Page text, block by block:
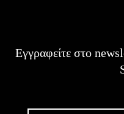
Εγγραφείτε στο